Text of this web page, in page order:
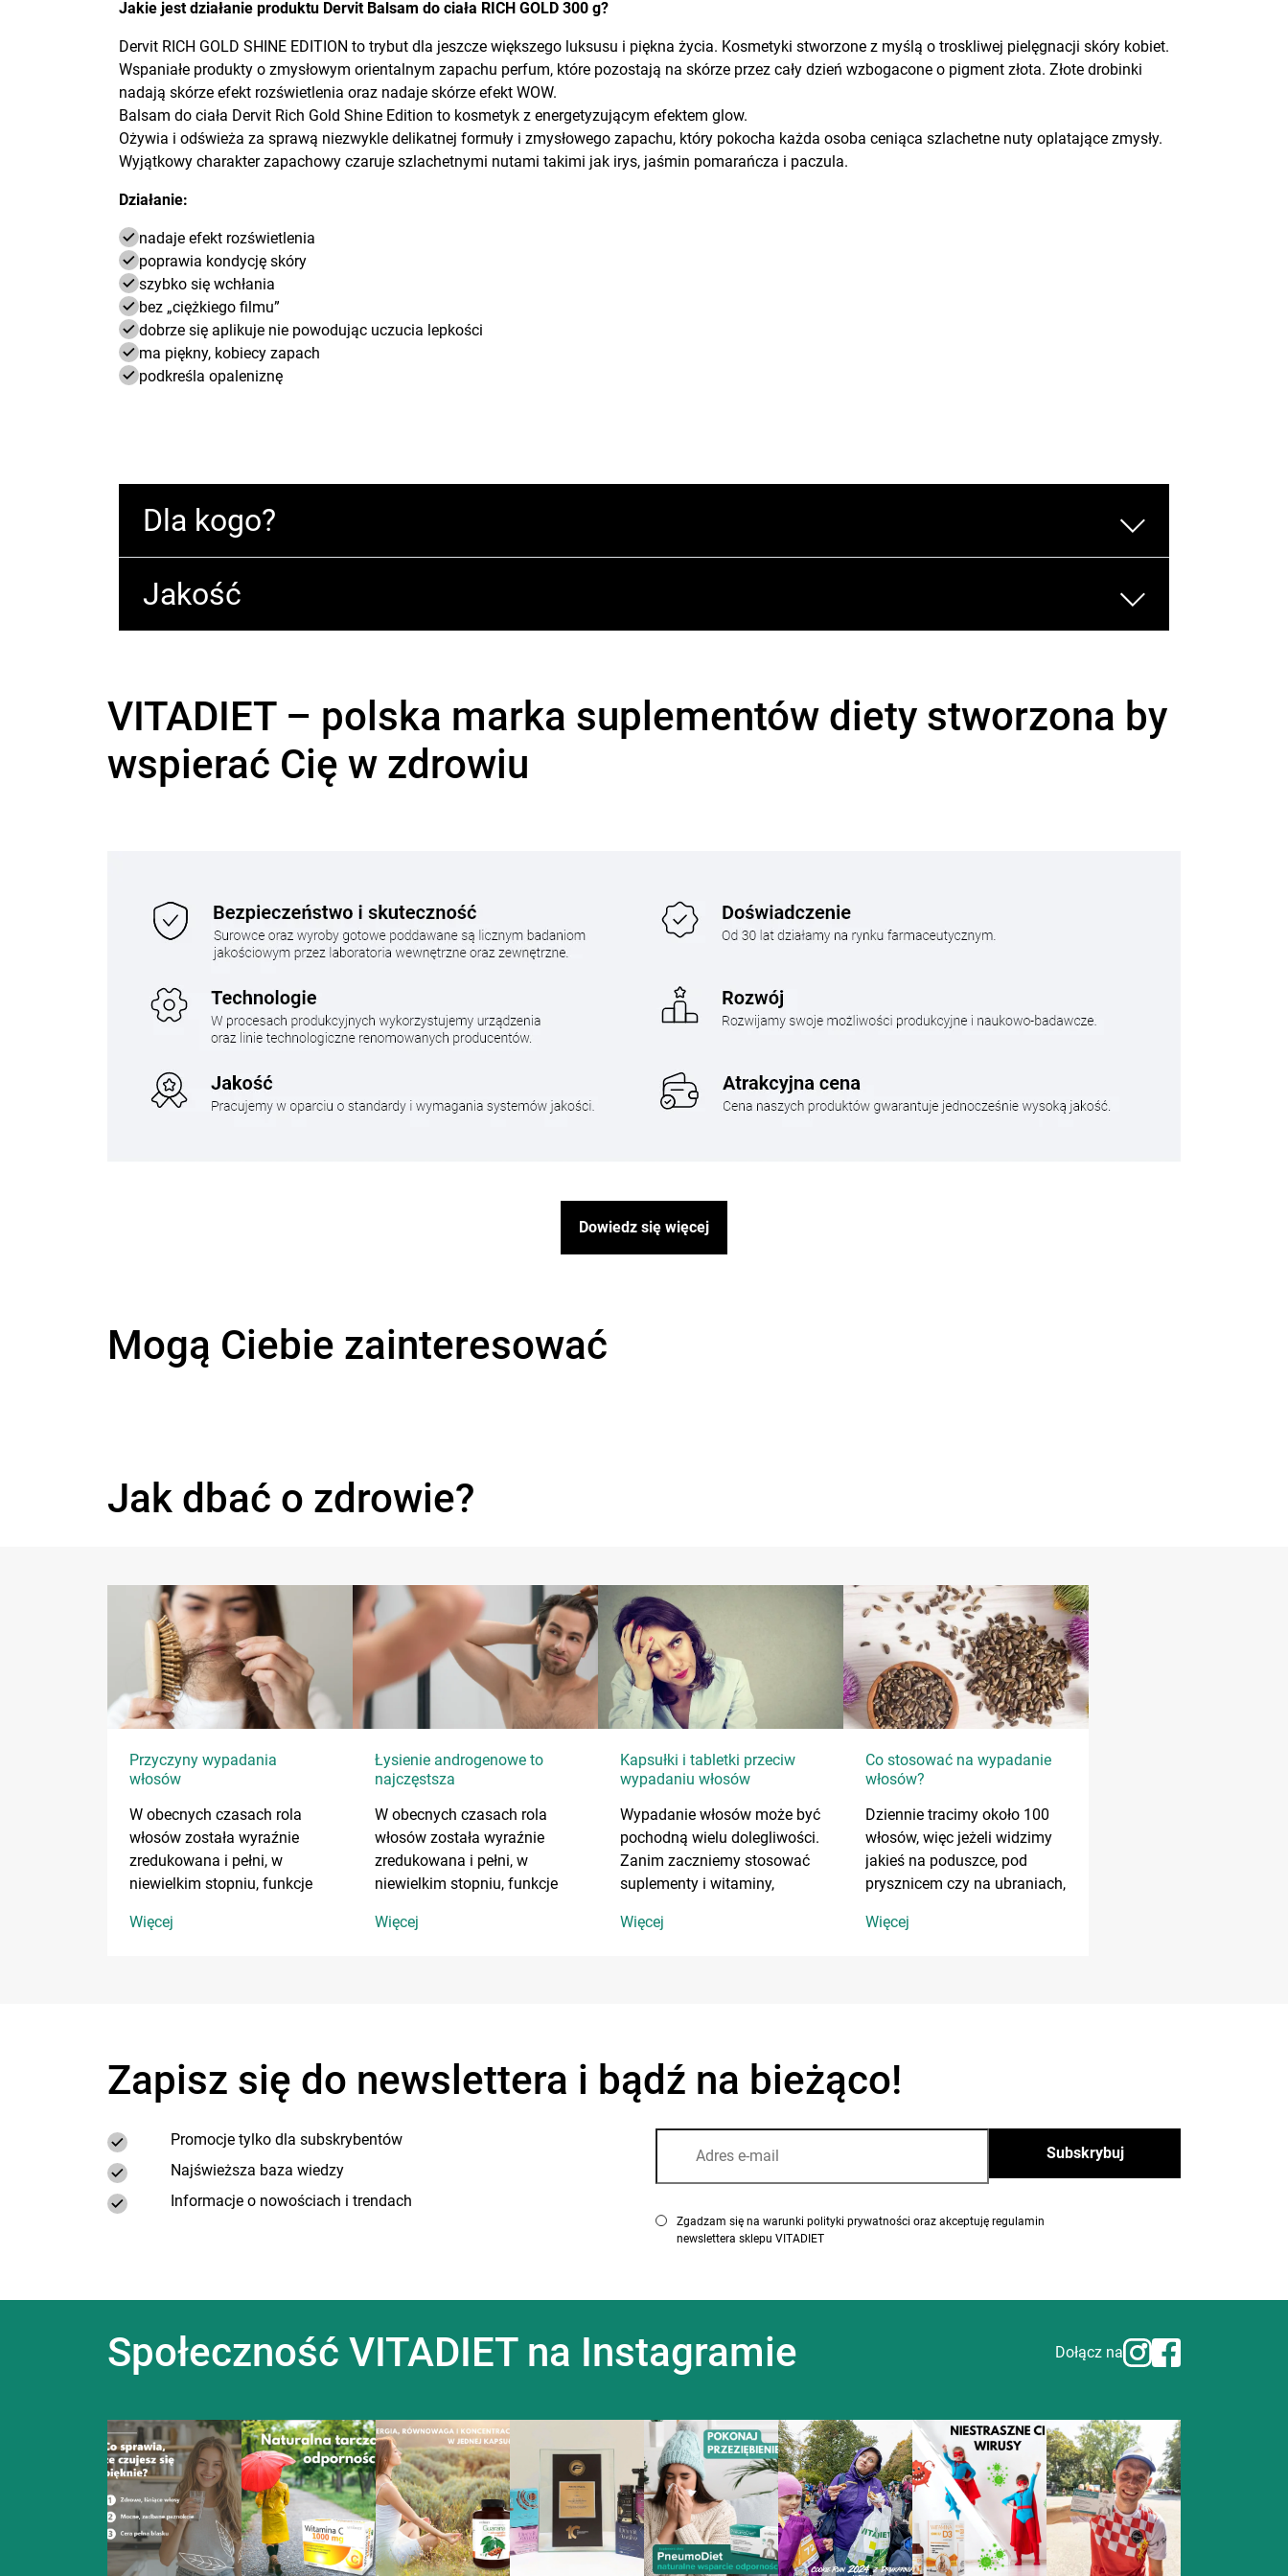
Jakie jest działanie produktu Dervit Balsam do ciała RICH GOLD 300 g?
Dervit RICH GOLD SHINE EDITION to trybut dla jeszcze większego luksusu i piękna życia. Kosmetyki stworzone z myślą o troskliwej pielęgnacji skóry kobiet.
Wspaniałe produkty o zmysłowym orientalnym zapachu perfum, które pozostają na skórze przez cały dzień wzbogacone o pigment złota. Złote drobinki
nadają skórze efekt rozświetlenia oraz nadaje skórze efekt WOW.
Balsam do ciała Dervit Rich Gold Shine Edition to kosmetyk z energetyzującym efektem glow.
Ożywia i odświeża za sprawą niezwykle delikatnej formuły i zmysłowego zapachu, który pokocha każda osoba ceniąca szlachetne nuty oplatające zmysły.
Wyjątkowy charakter zapachowy czaruje szlachetnymi nutami takimi jak irys, jaśmin pomarańcza i paczula.
Działanie:
nadaje efekt rozświetlenia
poprawia kondycję skóry
szybko się wchłania
bez „ciężkiego filmu”
dobrze się aplikuje nie powodując uczucia lepkości
ma piękny, kobiecy zapach
podkreśla opaleniznę
Dla kogo?
Jakość
VITADIET – polska marka suplementów diety stworzona by
wspierać Cię w zdrowiu
Dowiedz się więcej
Mogą Ciebie zainteresować
Jak dbać o zdrowie?
Przyczyny wypadania
włosów
W obecnych czasach rola
włosów została wyraźnie
zredukowana i pełni, w
niewielkim stopniu, funkcje
receptorowe.
Więcej
Łysienie androgenowe to
najczęstsza
włosów
W obecnych czasach rola
włosów została wyraźnie
zredukowana i pełni, w
niewielkim stopniu, funkcje
receptorowe.
Więcej
Kapsułki i tabletki przeciw
wypadaniu włosów
Wypadanie włosów może być
pochodną wielu dolegliwości.
Zanim zaczniemy stosować
suplementy i witaminy,
celu diagnozy, gdyż
Więcej
Co stosować na wypadanie
włosów?
Dziennie tracimy około 100
włosów, więc jeżeli widzimy
jakieś na poduszce, pod
prysznicem czy na ubraniach,
Dopiero, jeżeli włosy
Więcej
Zapisz się do newslettera i bądź na bieżąco!
Promocje tylko dla subskrybentów
Najświeższa baza wiedzy
Informacje o nowościach i trendach
Zgadzam się na warunki polityki prywatności oraz akceptuję regulamin
newslettera sklepu VITADIET
Społeczność VITADIET na Instagramie Dołącz na